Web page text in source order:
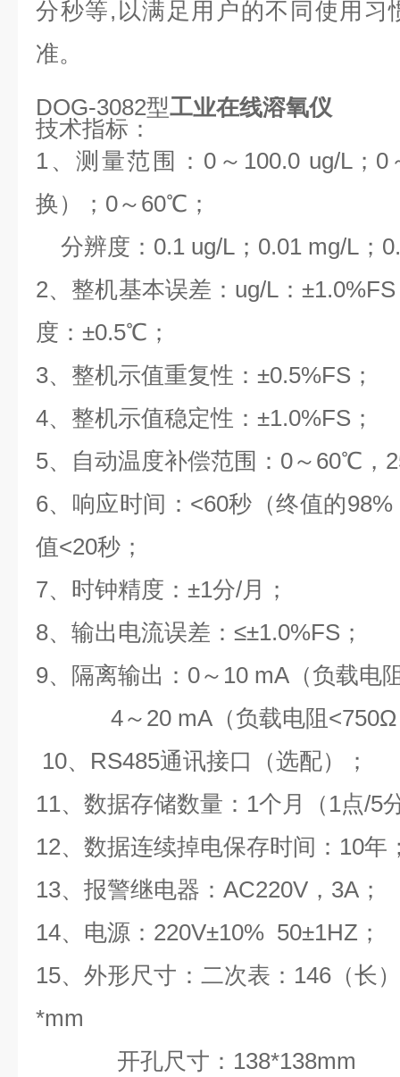
分秒等, 以满足用户的不同使用习
准。
DOG-3082型工业在线溶氧仪
技术指标：
1 、测量范围： 0 ～ 100.0 ug/L； 0
换）； 0～ 60℃ ；
分辨度： 0.1 ug/L ； 0.01 mg/L ；
2、整机基本误差： ug/L ：±1.0%FS
度： ±0.5℃ ；
3、整机示值重复性： ±0.5%FS ；
4、整机示值稳定性： ±1.0%FS ；
5、自动温度补偿范围： 0～ 60℃ ，
6、响应时间： <60秒（终值的98%
值<20秒；
7、时钟精度： ±1分/月；
8、输出电流误差： ≤±1.0%FS ；
9、隔离输出： 0～ 10 mA （负载电
4～ 20 mA （负载电阻
10、 RS485通讯接口（选配）；
11、数据存储数量： 1个月（ 1点/5
12、数据连续掉电保存时间： 10年
13、报警继电器： AC220V ， 3A ；
14、电源： 220V±10% 50±1HZ ；
15、外形尺寸：二次表： 146 （长
*mm
开孔尺寸： 138*138mm